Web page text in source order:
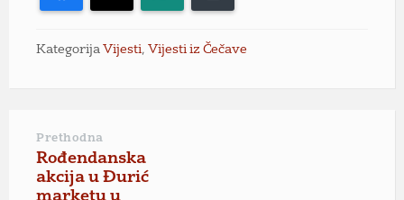
Kategorija Vijesti, Vijesti iz Čečave
Prethodna
Rođendanska
akcija u Đurić
marketu u